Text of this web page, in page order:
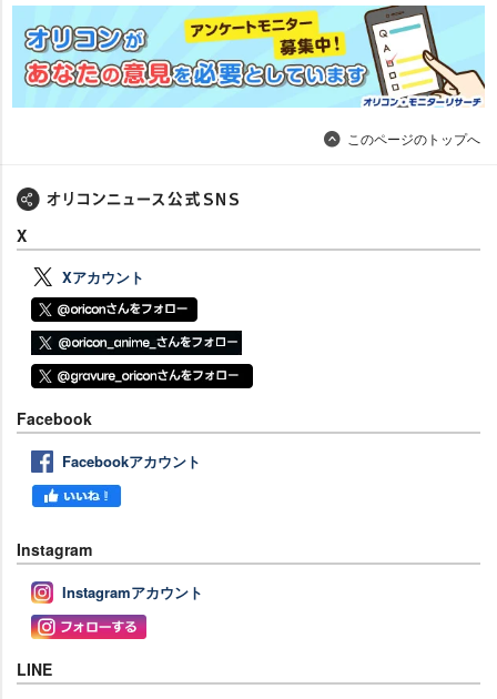
このページのトップへ
X
Xアカウント
Facebook
Facebookアカウント
Instagram
Instagramアカウント
LINE